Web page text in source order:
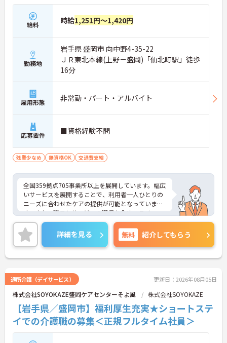
給料 時給1,251円～1,420円
勤務地
岩手県 盛岡市 向中野4-35-22
ＪＲ東北本線(上野－盛岡)「仙北町駅」徒歩
16分
雇用形態 非常勤・パート・アルバイト
応募要件 ■資格経験不問
残業少なめ 無資格OK 交通費支給
全国359拠点705事業所以上を展開しています。幅広
いサービスを展開することで、利用者一人ひとりの
ニーズに合わせたケアの提供が可能となっていま
す。また、職員もサービスの選択を含め、ライフス
タイルに合わせた働き方の選択肢が多くあります。
入社時研修はもちろん、サービス・職種ごとに研修
カリキュラムが整っており学び成長できる環境で
す。
ご興味のある方は面接対策ポイントなどお話致しま
詳細を見る 無料 紹介してもらう
通所介護（デイサービス） 更新日：2026年08月05日
株式会社SOYOKAZE盛岡ケアセンターそよ風 株式会社SOYOKAZE
【岩手県／盛岡市】福利厚生充実★ショートステ
イでの介護職の募集＜正規フルタイム社員＞